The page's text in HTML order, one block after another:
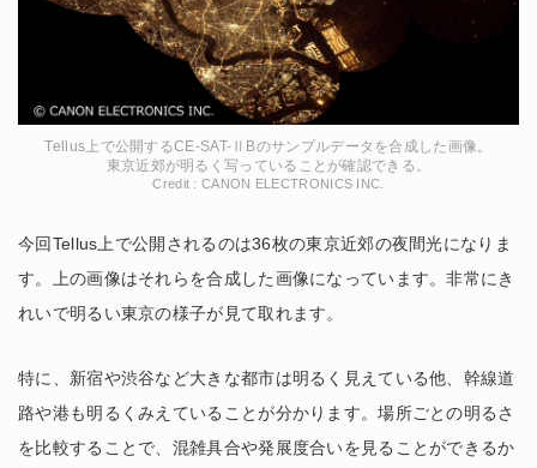
Tellus上で公開するCE-SAT-ⅡBのサンプルデータを合成した画像。
東京近郊が明るく写っていることが確認できる。
Credit : CANON ELECTRONICS INC.
今回Tellus上で公開されるのは36枚の東京近郊の夜間光になりま
す。上の画像はそれらを合成した画像になっています。非常にき
れいで明るい東京の様子が見て取れます。
特に、新宿や渋谷など大きな都市は明るく見えている他、幹線道
路や港も明るくみえていることが分かります。場所ごとの明るさ
を比較することで、混雑具合や発展度合いを見ることができるか